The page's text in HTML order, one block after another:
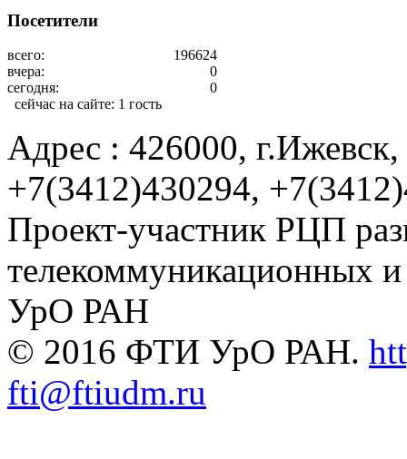
Посетители
всего:
196624
вчера:
0
сегодня:
0
сейчас на сайте: 1 гость
Адрес : 426000,
+7(3412)430294,
Проект-участник РЦП
телекоммуникационных
УрО РАН
© 2016 ФТИ УрО РАН.
fti@ftiudm.ru